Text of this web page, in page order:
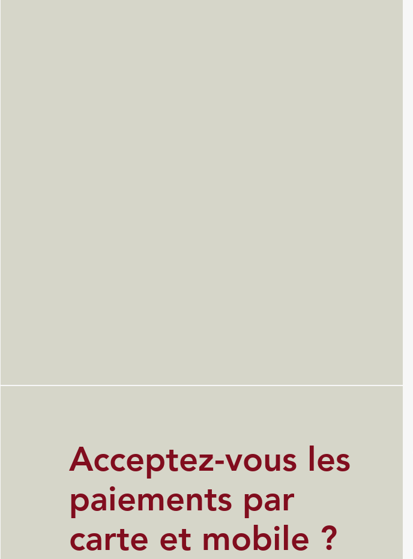
Acceptez-vous les
paiements par
carte et mobile ?